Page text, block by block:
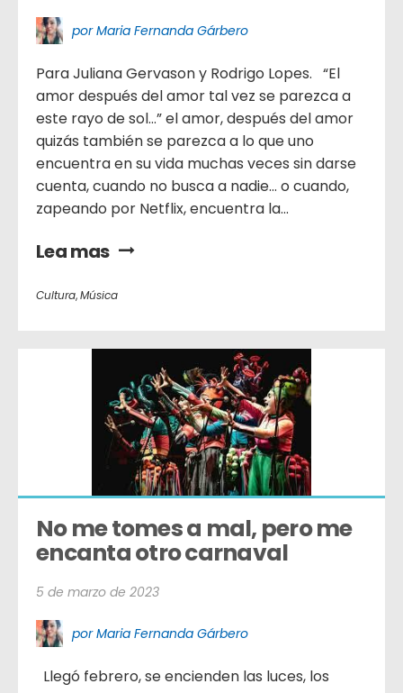
por Maria Fernanda Gárbero
Para Juliana Gervason y Rodrigo Lopes. “El
amor después del amor tal vez se parezca a
este rayo de sol…” el amor, después del amor
quizás también se parezca a lo que uno
encuentra en su vida muchas veces sin darse
cuenta, cuando no busca a nadie… o cuando,
zapeando por Netflix, encuentra la...
Lea mas
Cultura,Música
No me tomes a mal, pero me
encanta otro carnaval
5 de marzo de 2023
por Maria Fernanda Gárbero
Llegó febrero, se encienden las luces, los